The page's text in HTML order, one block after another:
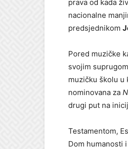
prava od kada
nacionalne
predsjednikom
Pored muzičke
svojim
muzičku školu u
nominovana za
drugi put na
Testamentom,
Dom humanosti